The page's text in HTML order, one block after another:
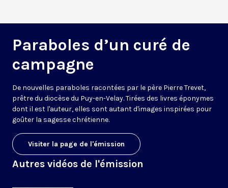
Paraboles d’un curé de
campagne
De nouvelles paraboles racontées par le père Pierre Trevet,
prêtre du diocèse du Puy-en-Velay. Tirées des livres éponymes
dont il est l'auteur, elles sont autant d'images inspirées pour
goûter la sagesse chrétienne.
Visiter la page de l'émission
Autres vidéos de l'émission